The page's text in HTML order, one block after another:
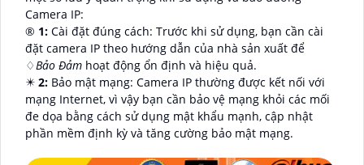
Camera IP:
®️ 1: Cài đặt đúng cách: Trước khi sử dụng, bạn cần cài
đặt camera IP theo hướng dẫn của nhà sản xuất để
♢Bảo Đảm hoạt động ổn định và hiệu quả.
✴️ 2: Bảo mật mạng: Camera IP thường được kết nối với
mạng Internet, vì vậy bạn cần bảo vệ mạng khỏi các mối
đe dọa bằng cách sử dụng mật khẩu mạnh, cập nhật
phần mềm định kỳ và tăng cường bảo mật mạng.